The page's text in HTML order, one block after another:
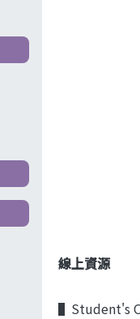
線上資源
▌Student's